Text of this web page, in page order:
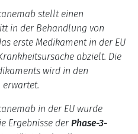
stellt einen
in der Behandlung von
erste Medikament in der EU
abzielt. Die
wird in den
in der EU wurde
Ergebnisse derPhase-3-